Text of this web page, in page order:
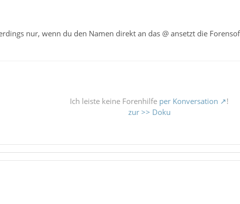
nur, wenn du den Namen direkt an das @ ansetzt die
Ich leiste keine Forenhilfe per Konversation
!
zur >> Doku